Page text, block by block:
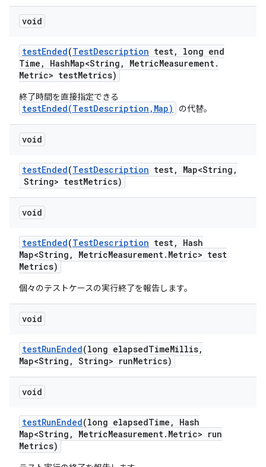
void
testEnded(TestDescription test,
long end
Time , HashMap<String , MetricMeasurement.
Metric> testMetrics)
終了時間を直接指定できる
testEnded(TestDescription,Map) の代替。
void
testEnded(TestDescription test, Map<String ,
String> testMetrics)
void
testEnded(TestDescription test,
Hash
Map<String , MetricMeasurement. Metric> test
Metrics)
個々のテストケースの実行終了を報告します。
void
testRunEnded(long elapsedTimeMillis,
Map<String , String> runMetrics)
void
testRunEnded(long elapsedTime ,
Hash
Map<String , MetricMeasurement. Metric> run
Metrics)